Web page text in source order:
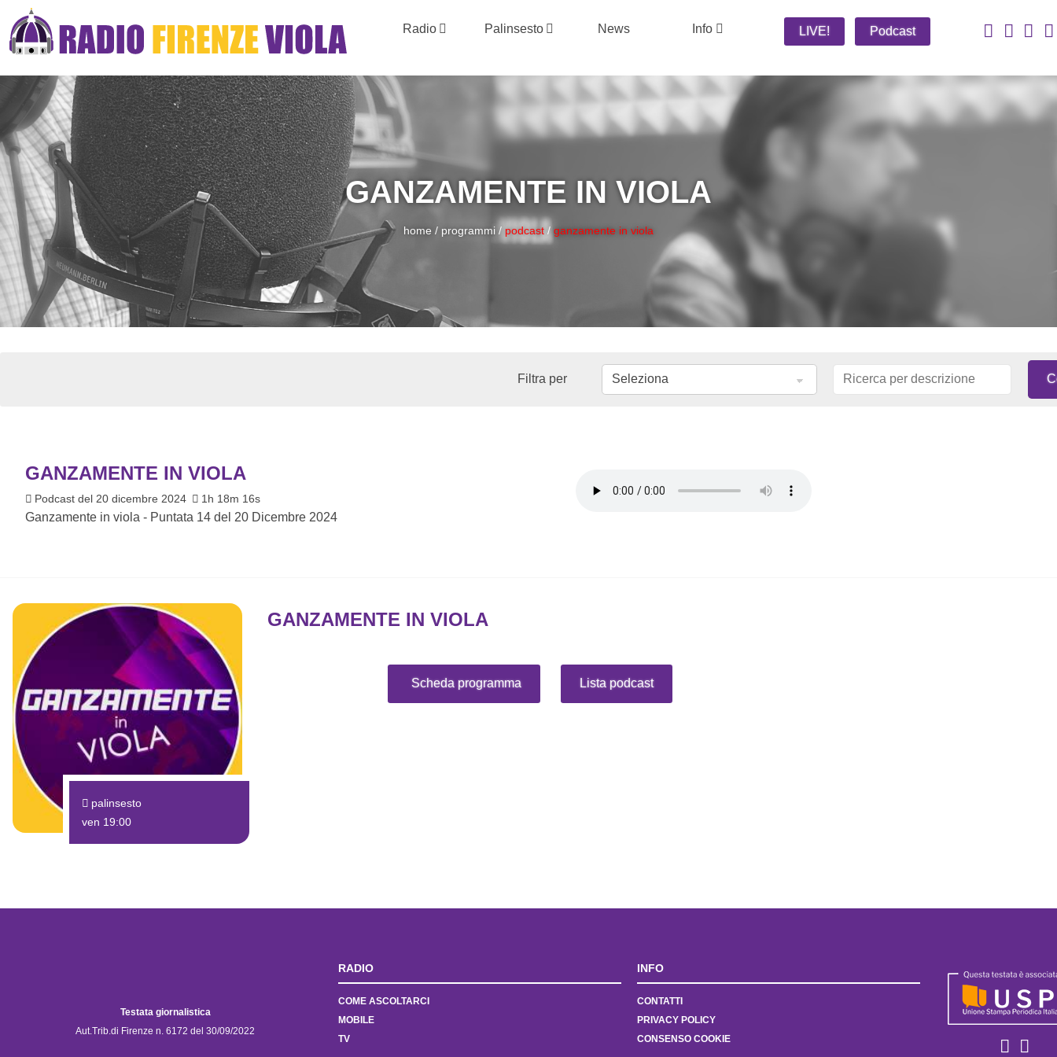
Radio Palinsesto News Info LIVE! Podcast
GANZAMENTE IN VIOLA
home / programmi / podcast / ganzamente in viola
Filtra per
GANZAMENTE IN VIOLA
Podcast del 20 dicembre 2024 1h 18m 16s
Ganzamente in viola - Puntata 14 del 20 Dicembre 2024
palinsesto
ven 19:00
GANZAMENTE IN VIOLA
Scheda programma Lista podcast
Testata giornalistica
Aut.Trib.di Firenze n. 6172 del 30/09/2022
RADIO
COME ASCOLTARCI
MOBILE
TV
INFO
CONTATTI
PRIVACY POLICY
CONSENSO COOKIE